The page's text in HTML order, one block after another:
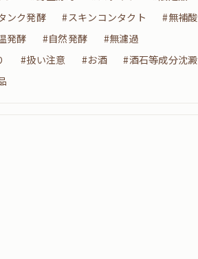
ンク発酵 #スキンコンタクト
#無補酸
発酵 #自然発酵
#無濾過
#扱い注意 #お酒
#酒石等成分沈澱